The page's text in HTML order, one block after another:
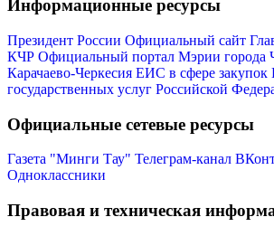
Информационные ресурсы
Президент России Официальный сайт
КЧР Официальный портал Мэрии города
Карачаево-Черкесия ЕИС в сфере закупок
государственных услуг Российской
Официальные сетевые ресурсы
Газета "Минги Тау" Телеграм-канал
Одноклассники
Правовая и техническая